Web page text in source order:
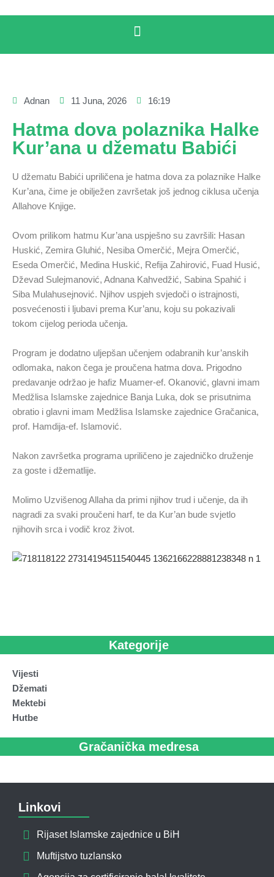
Adnan 11 Juna, 2026 16:19
Hatma dova polaznika Halke
Kur’ana u džematu Babići
U džematu Babići upriličena je hatma dova za polaznike Halke
Kur’ana, čime je obilježen završetak još jednog ciklusa učenja
Allahove Knjige.
Ovom prilikom hatmu Kur’ana uspješno su završili: Hasan
Huskić, Zemira Gluhić, Nesiba Omerčić, Mejra Omerčić,
Eseda Omerčić, Medina Huskić, Refija Zahirović, Fuad Husić,
Dževad Sulejmanović, Adnana Kahvedžić, Sabina Spahić i
Siba Mulahusejnović. Njihov uspjeh svjedoči o istrajnosti,
posvećenosti i ljubavi prema Kur’anu, koju su pokazivali
tokom cijelog perioda učenja.
Program je dodatno uljepšan učenjem odabranih kur’anskih
odlomaka, nakon čega je proučena hatma dova. Prigodno
predavanje održao je hafiz Muamer-ef. Okanović, glavni imam
Medžlisa Islamske zajednice Banja Luka, dok se prisutnima
obratio i glavni imam Medžlisa Islamske zajednice Gračanica,
prof. Hamdija-ef. Islamović.
Nakon završetka programa upriličeno je zajedničko druženje
za goste i džematlije.
Molimo Uzvišenog Allaha da primi njihov trud i učenje, da ih
nagradi za svaki proučeni harf, te da Kur’an bude svjetlo
njihovih srca i vodič kroz život.
Kategorije
Vijesti
Džemati
Mektebi
Hutbe
Gračanička medresa
Linkovi
Rijaset Islamske zajednice u BiH
Muftijstvo tuzlansko